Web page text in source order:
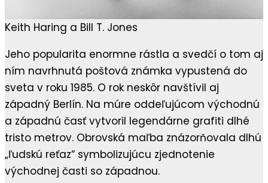
Keith Haring a Bill T. Jones
Jeho popularita enormne rástla a svedčí o tom aj
ním navrhnutá poštová známka vypustená do
sveta v roku 1985. O rok neskôr navštívil aj
západný Berlín. Na múre oddeľujúcom východnú
a západnú časť vytvoril legendárne grafiti dlhé
tristo metrov. Obrovská maľba znázorňovala dlhú
„ľudskú reťaz“ symbolizujúcu zjednotenie
východnej časti so západnou.